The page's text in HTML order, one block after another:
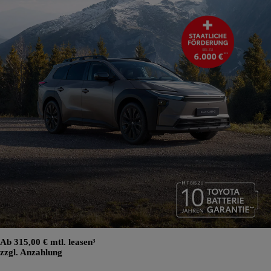
Ab 315,00 € mtl. leasen³
zzgl. Anzahlung